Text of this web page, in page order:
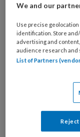
Wil
Maak
Al een
Kies
We and our
Use precise
identification. Store
advertising and
audience research and
List of Partners